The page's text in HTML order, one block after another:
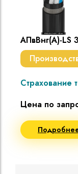
АПвВнг(A)-LS
Страхование
Цена по